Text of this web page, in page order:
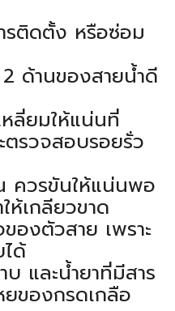
รติดตั้ง หรือซ่อม
ด้านของสายน้ำดี
ลี่ยมให้แน่นที่
รวจสอบรอยรั่ว
ควรขันให้แน่นพอ
ห้เกลียวขาด
องตัวสาย เพราะ
ด้
และน้ำยาที่มีสาร
ยของกรดเกลือ